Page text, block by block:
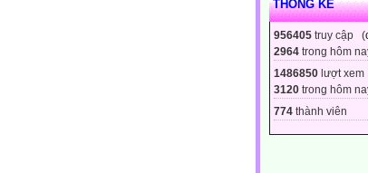
THỐNG KÊ
956405 truy cập (
2964 trong hôm
1486850 lượt xem
3120 trong hôm
774 thành viên